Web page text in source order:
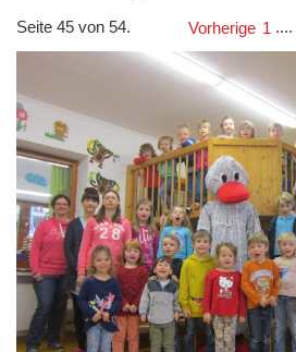
Seite 45 von 54. Vorherige 1 ....